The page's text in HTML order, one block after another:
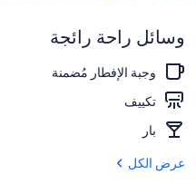
وسائل راحة رائجة
وجبة الإفطار مُضمنة
تكييف
بار
عرض الكل